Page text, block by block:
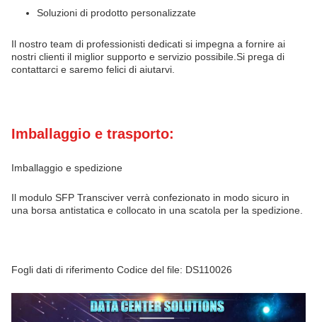
Soluzioni di prodotto personalizzate
Il nostro team di professionisti dedicati si impegna a fornire ai
nostri clienti il miglior supporto e servizio possibile.Si prega di
contattarci e saremo felici di aiutarvi.
Imballaggio e trasporto:
Imballaggio e spedizione
Il modulo SFP Transciver verrà confezionato in modo sicuro in
una borsa antistatica e collocato in una scatola per la spedizione.
Fogli dati di riferimento Codice del file: DS110026